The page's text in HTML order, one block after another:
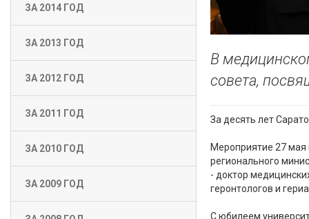
ЗА 2014 ГОД
ЗА 2013 ГОД
ЗА 2012 ГОД
ЗА 2011 ГОД
ЗА 2010 ГОД
ЗА 2009 ГОД
В
совета,
За десять лет
Мероприятие 27 мая
регионального
- доктор
геронтологов и
С юбилеем